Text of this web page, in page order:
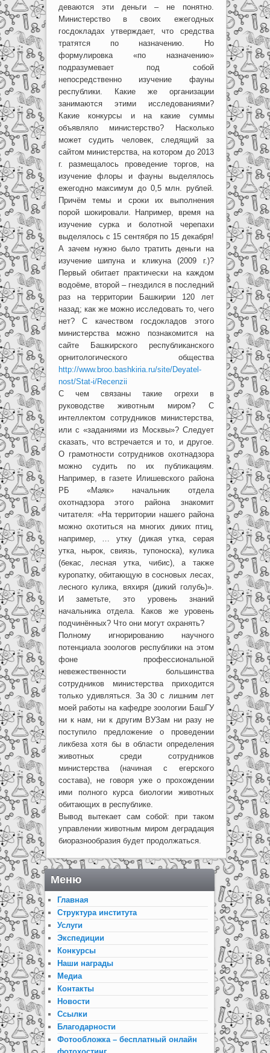
деваются эти деньги – не понятно.
Министерство в своих ежегодных
госдокладах утверждает, что средства
тратятся по назначению. Но
формулировка «по назначению»
подразумевает под собой
непосредственно изучение фауны
республики. Какие же организации
занимаются этими исследованиями?
Какие конкурсы и на какие суммы
объявляло министерство? Насколько
может судить человек, следящий за
сайтом министерства, на котором до 2013
г. размещалось проведение торгов, на
изучение флоры и фауны выделялось
ежегодно максимум до 0,5 млн. рублей.
Причём темы и сроки их выполнения
порой шокировали. Например, время на
изучение сурка и болотной черепахи
выделялось с 15 сентября по 15 декабря!
А зачем нужно было тратить деньги на
изучение шипуна и кликуна (2009 г.)?
Первый обитает практически на каждом
водоёме, второй – гнездился в последний
раз на территории Башкирии 120 лет
назад; как же можно исследовать то, чего
нет? С качеством госдокладов этого
министерства можно познакомится на
сайте Башкирского республиканского
орнитологического общества
http://www.broo.bashkiria.ru/site/Deyatel-
nost/Stat-i/Recenzii
С чем связаны такие огрехи в
руководстве животным миром? С
интеллектом сотрудников министерства,
или с «заданиями из Москвы»? Следует
сказать, что встречается и то, и другое.
О грамотности сотрудников охотнадзора
можно судить по их публикациям.
Например, в газете Илишевского района
РБ «Маяк» начальник отдела
охотнадзора этого района знакомит
читателя: «На территории нашего района
можно охотиться на многих диких птиц,
например, … утку (дикая утка, серая
утка, нырок, свиязь, тупоноска), кулика
(бекас, лесная утка, чибис), а также
куропатку, обитающую в сосновых лесах,
лесного кулика, вяхиря (дикий голубь)».
И заметьте, это уровень знаний
начальника отдела. Каков же уровень
подчинённых? Что они могут охранять?
Полному игнорированию научного
потенциала зоологов республики на этом
фоне профессиональной
невежественности большинства
сотрудников министерства приходится
только удивляться. За 30 с лишним лет
моей работы на кафедре зоологии БашГУ
ни к нам, ни к другим ВУЗам ни разу не
поступило предложение о проведении
ликбеза хотя бы в области определения
животных среди сотрудников
министерства (начиная с егерского
состава), не говоря уже о прохождении
ими полного курса биологии животных
обитающих в республике.
Вывод вытекает сам собой: при таком
управлении животным миром деградация
биоразнообразия будет продолжаться.
Меню
Главная
Структура института
Услуги
Экспедиции
Конкурсы
Наши награды
Медиа
Контакты
Новости
Ссылки
Благодарности
Фотообложка – бесплатный онлайн